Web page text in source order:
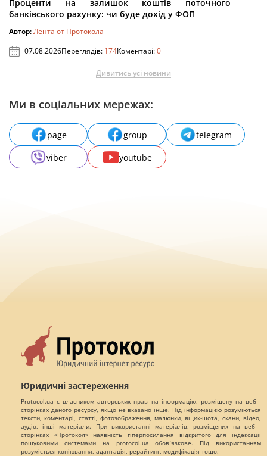
Проценти на залишок коштів поточного
банківського рахунку: чи буде дохід у ФОП
Автор:Лента от Протокола
07.08.2026Переглядів: 174Коментарі:0
Дивитись усі новини
Ми в соціальних мережах:
page group
telegram
viber
youtube
Юридичні застереження
Protocol.ua є власником авторських прав на інформацію, розміщену на веб -
сторінках даного ресурсу, якщо не вказано інше. Під інформацією розуміються
тексти, коментарі, статті, фотозображення, малюнки, ящик-шота, скани, відео,
аудіо, інші матеріали. При використанні матеріалів, розміщених на веб -
сторінках «Протокол» наявність гіперпосилання відкритого для індексації
пошуковими системами на protocol.ua обов`язкове. Під використанням
розуміється копіювання, адаптація, рерайтинг, модифікація тощо.